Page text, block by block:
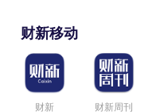
财新移动
财新 财新周刊